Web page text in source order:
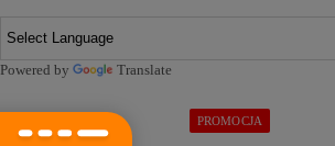
Powered by Translate
PROMOCJA